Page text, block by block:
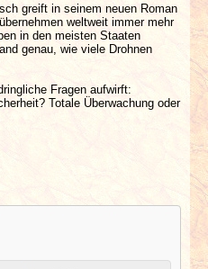
greift in seinem neuen Roman
weltweit immer mehr
in den meisten Staaten
genau, wie viele Drohnen
Fragen aufwirft:
Totale Überwachung oder